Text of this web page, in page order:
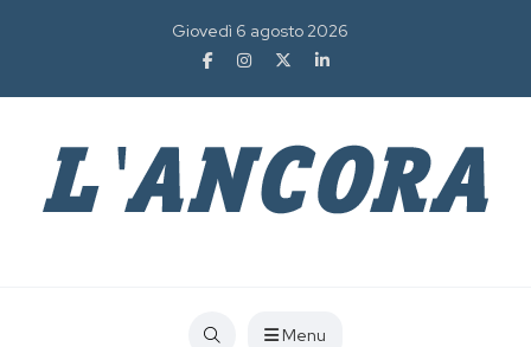
Giovedì 6 agosto 2026
Menu